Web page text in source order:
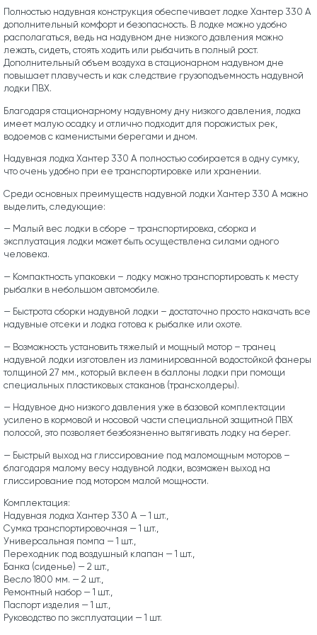
Полностью надувная конструкция обеспечивает лодке Хантер 330 А
дополнительный комфорт и безопасность. В лодке можно удобно
располагаться, ведь на надувном дне низкого давления можно
лежать, сидеть, стоять ходить или рыбачить в полный рост.
Дополнительный объем воздуха в стационарном надувном дне
повышает плавучесть и как следствие грузоподъемность надувной
лодки ПВХ.
Благодаря стационарному надувному дну низкого давления, лодка
имеет малую осадку и отлично подходит для порожистых рек,
водоемов с каменистыми берегами и дном.
Надувная лодка Хантер 330 А полностью собирается в одну сумку,
что очень удобно при ее транспортировке или хранении.
Среди основных преимуществ надувной лодки Хантер 330 А можно
выделить, следующие:
— Малый вес лодки в сборе – транспортировка, сборка и
эксплуатация лодки может быть осуществлена силами одного
человека.
— Компактность упаковки – лодку можно транспортировать к месту
рыбалки в небольшом автомобиле.
— Быстрота сборки надувной лодки – достаточно просто накачать все
надувные отсеки и лодка готова к рыбалке или охоте.
— Возможность установить тяжелый и мощный мотор – транец
надувной лодки изготовлен из ламинированной водостойкой фанеры
толщиной 27 мм., который вклеен в баллоны лодки при помощи
специальных пластиковых стаканов (трансхолдеры).
— Надувное дно низкого давления уже в базовой комплектации
усилено в кормовой и носовой части специальной защитной ПВХ
полосой, это позволяет безбоязненно вытягивать лодку на берег.
— Быстрый выход на глиссирование под маломощным моторов –
благодаря малому весу надувной лодки, возможен выход на
глиссирование под мотором малой мощности.
Комплектация:
Надувная лодка Хантер 330 А — 1 шт.,
Сумка транспортировочная — 1 шт.,
Универсальная помпа — 1 шт.,
Переходник под воздушный клапан — 1 шт.,
Банка (сиденье) — 2 шт.,
Весло 1800 мм. — 2 шт.,
Ремонтный набор — 1 шт.,
Паспорт изделия — 1 шт.,
Руководство по эксплуатации — 1 шт.